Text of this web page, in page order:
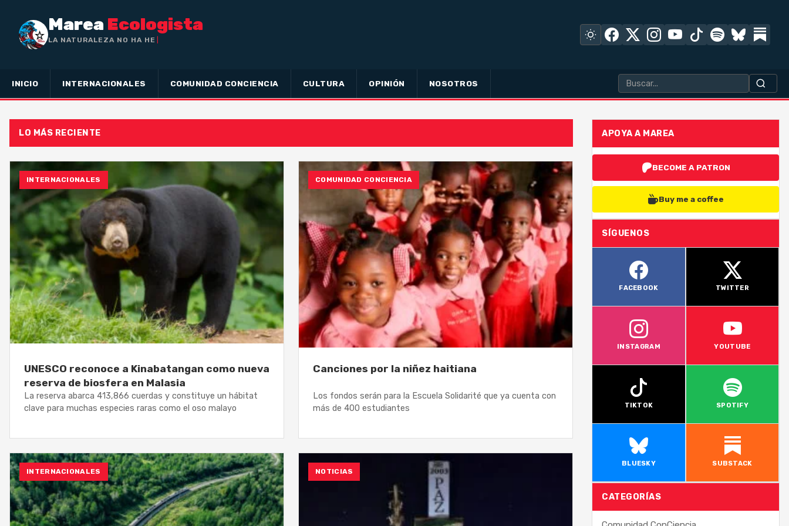
Marea Ecologista
LA NATURALEZA NO HA HECHO ESCLAVO
INICIO INTERNACIONALES COMUNIDAD CONCIENCIA CULTURA OPINIÓN NOSOTROS
LO MÁS RECIENTE
INTERNACIONALES
UNESCO reconoce a Kinabatangan como nueva
reserva de biosfera en Malasia
La reserva abarca 413,866 cuerdas y constituye un hábitat
clave para muchas especies raras como el oso malayo
COMUNIDAD CONCIENCIA
Canciones por la niñez haitiana
Los fondos serán para la Escuela Solidarité que ya cuenta con
más de 400 estudiantes
INTERNACIONALES NOTICIAS
APOYA A MAREA
BECOME A PATRON
Buy me a coffee
SÍGUENOS
FACEBOOK TWITTER
INSTAGRAM YOUTUBE
TIKTOK SPOTIFY
BLUESKY SUBSTACK
CATEGORÍAS